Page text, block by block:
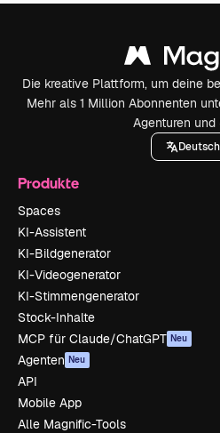
Die kreative Plattform, um deine
Mehr als 1 Million Abonnenten
Agenturen und
Deutsch
Produkte
Spaces
KI-Assistent
KI-Bildgenerator
KI-Videogenerator
KI-Stimmengenerator
Stock-Inhalte
MCP für Claude/ChatGPT Neu
Agenten Neu
API
Mobile App
Alle Magnific-Tools